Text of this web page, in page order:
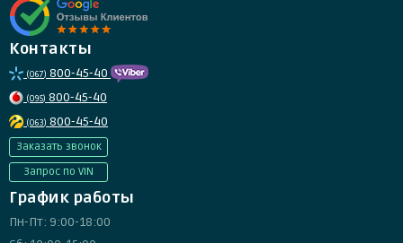
Контакты
(067) 800-45-40
(095) 800-45-40
(063) 800-45-40
Заказать звонок
Запрос по VIN
График работы
Пн-Пт: 9:00-18:00